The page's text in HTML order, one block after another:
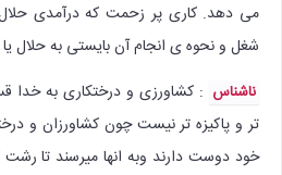
می دهد. کاری پر زحمت که درآمدی حلال
شغل و نحوه ی انجام آن بایستی به حلال
ناشناس : کشاورزی و درختکاری به خدا
تر و پاکیزه تر نیست چون کشاورزان و
خود دوست دارند وبه انها میرسند تا